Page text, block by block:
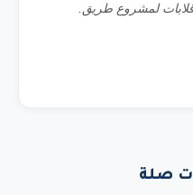
لمشروع طريق.
صلة